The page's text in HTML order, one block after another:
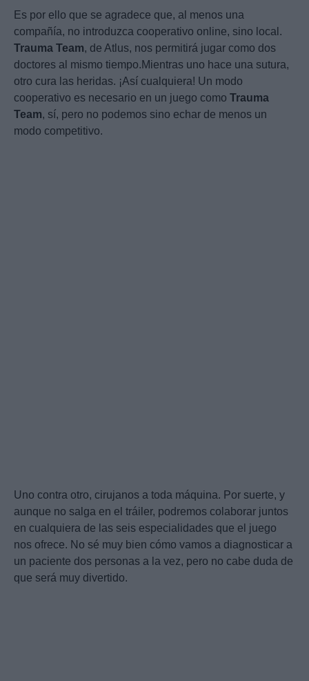
Es por ello que se agradece que, al menos una
compañía, no introduzca cooperativo online, sino local.
Trauma Team, de Atlus, nos permitirá jugar como dos
doctores al mismo tiempo.Mientras uno hace una sutura,
otro cura las heridas. ¡Así cualquiera! Un modo
cooperativo es necesario en un juego como Trauma
Team, sí, pero no podemos sino echar de menos un
modo competitivo.
Uno contra otro, cirujanos a toda máquina. Por suerte, y
aunque no salga en el tráiler, podremos colaborar juntos
en cualquiera de las seis especialidades que el juego
nos ofrece. No sé muy bien cómo vamos a diagnosticar a
un paciente dos personas a la vez, pero no cabe duda de
que será muy divertido.